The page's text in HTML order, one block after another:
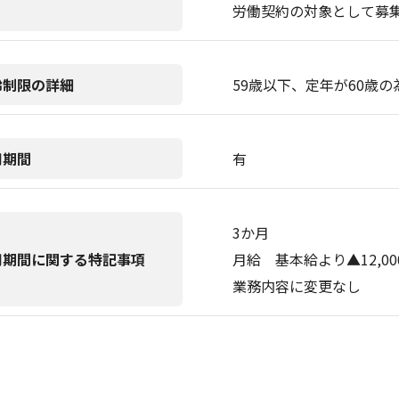
労働契約の対象として募
限の詳細 59歳以下、定年が60歳の
間 有
間に関する特記事項
3か月
月給 基本給より
業務内容に変更なし